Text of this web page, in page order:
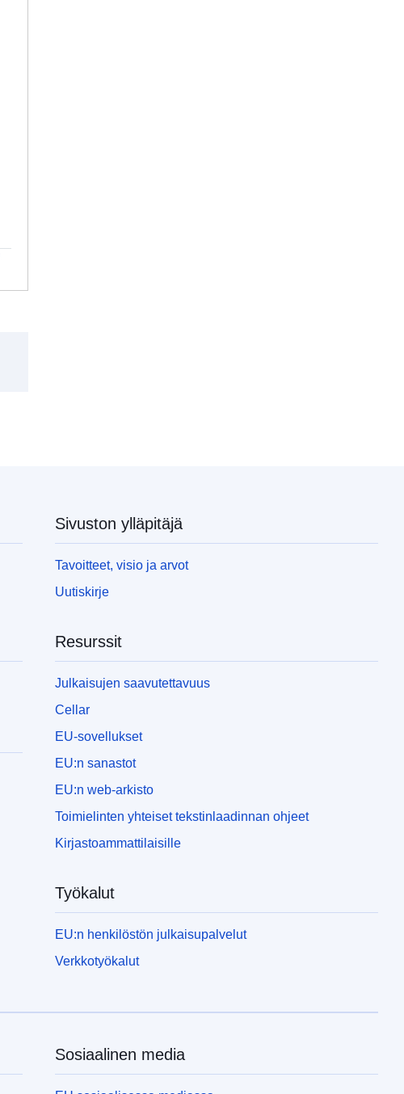
Sivuston ylläpitäjä
Tavoitteet, visio ja arvot
Uutiskirje
Resurssit
Julkaisujen saavutettavuus
Cellar
EU-sovellukset
EU:n sanastot
EU:n web-arkisto
Toimielinten yhteiset tekstinlaadinnan ohjeet
Kirjastoammattilaisille
Työkalut
EU:n henkilöstön julkaisupalvelut
Verkkotyökalut
Sosiaalinen media